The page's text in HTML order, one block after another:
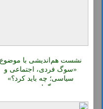
نشست هم‌اندیشی با موضوع
«سوگ فردی، اجتماعی و
سیاسی؛ چه باید کرد؟»
برگزار شد.